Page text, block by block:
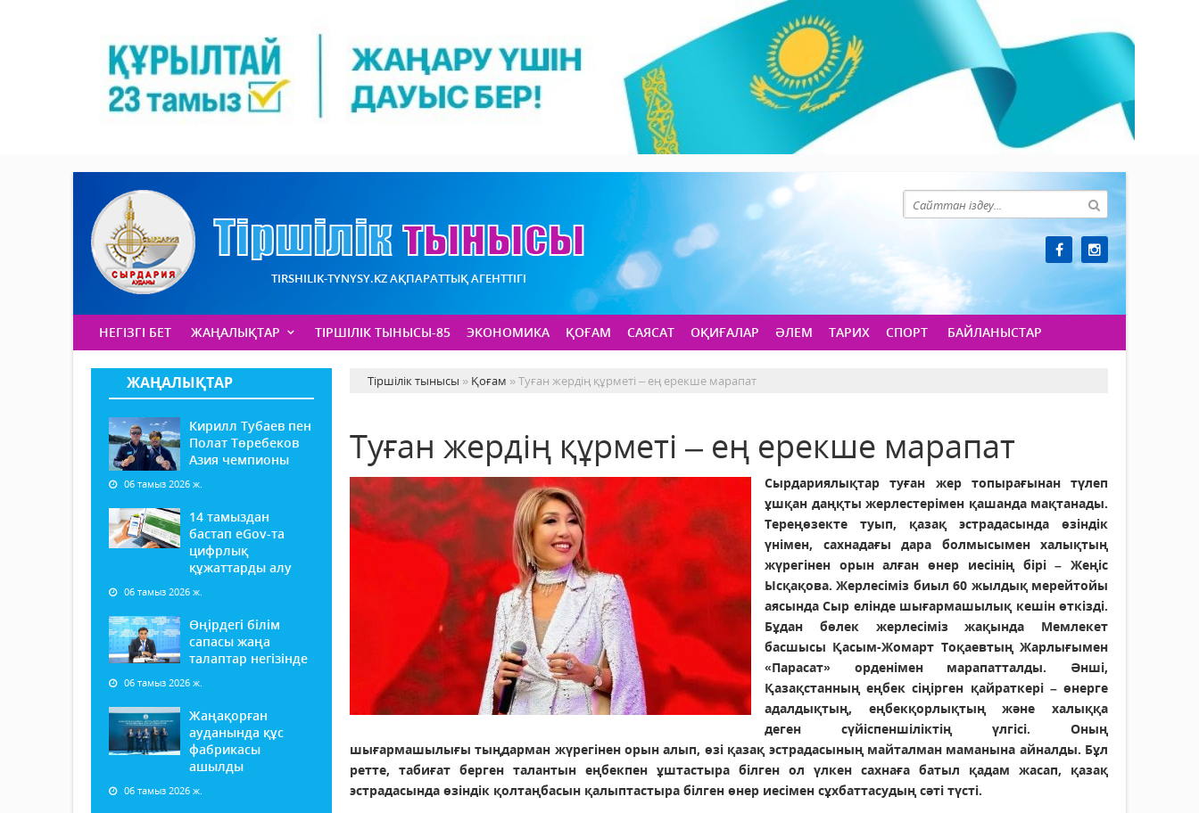
TIRSHILIK-TYNYSY.KZ АҚПАРАТТЫҚ АГЕНТТІГІ
НЕГІЗГІ БЕТ ЖАҢАЛЫҚТАР ТІРШІЛІК ТЫНЫСЫ-85 ЭКОНОМИКА ҚОҒАМ САЯСАТ ОҚИҒАЛАР ӘЛЕМ ТАРИХ СПОРТ БАЙЛАНЫСТАР
ЖАҢАЛЫҚТАР
Кирилл Тубаев пен
Полат Төребеков
Азия чемпионы
06 тамыз 2026 ж.
14 тамыздан
бастап еGov-та
цифрлық
құжаттарды алу
06 тамыз 2026 ж.
Өңірдегі білім
сапасы жаңа
талаптар негізінде
06 тамыз 2026 ж.
Жаңақорған
ауданында құс
фабрикасы
ашылды
06 тамыз 2026 ж.
Тіршілік тынысы » Қоғам » Туған жердің құрметі – ең ерекше марапат
Туған жердің құрметі – ең ерекше марапат
Сырдариялықтар туған жер топырағынан түлеп
ұшқан даңқты жерлестерімен қашанда мақтанады.
Тереңөзекте туып, қазақ эстрадасында өзіндік
үнімен, сахнадағы дара болмысымен халықтың
жүрегінен орын алған өнер иесінің бірі – Жеңіс
Ысқақова. Жерлесіміз биыл 60 жылдық мерейтойы
аясында Сыр елінде шығармашылық кешін өткізді.
Бұдан бөлек жерлесіміз жақында Мемлекет
басшысы Қасым-Жомарт Тоқаевтың Жарлығымен
«Парасат» орденімен марапатталды. Әнші,
Қазақстанның еңбек сіңірген қайраткері – өнерге
адалдықтың, еңбекқорлықтың және халыққа
деген сүйіспеншіліктің үлгісі. Оның
шығармашылығы тыңдарман жүрегінен орын алып, өзі қазақ эстрадасының майталман маманына айналды. Бұл
ретте, табиғат берген талантын еңбекпен ұштастыра білген ол үлкен сахнаға батыл қадам жасап, қазақ
эстрадасында өзіндік қолтаңбасын қалыптастыра білген өнер иесімен сұхбаттасудың сәті түсті.